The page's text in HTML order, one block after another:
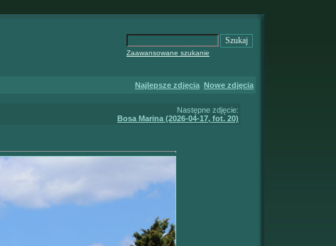
Zaawansowane szukanie
Najlepsze zdjęcia Nowe zdjęcia
Następne zdjęcie:
Bosa Marina (2026-04-17, fot. 20)